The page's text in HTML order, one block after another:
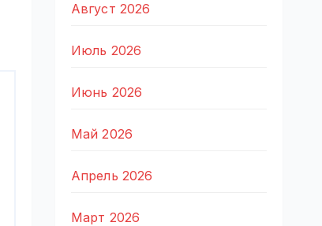
Август 2026
Июль 2026
Июнь 2026
Май 2026
Апрель 2026
Март 2026